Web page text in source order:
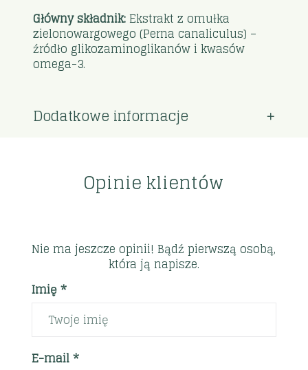
Główny składnik: Ekstrakt z omułka
zielonowargowego (Perna canaliculus) –
źródło glikozaminoglikanów i kwasów
omega-3.
Dodatkowe informacje
Opinie klientów
Nie ma jeszcze opinii! Bądź pierwszą osobą,
która ją napisze.
Imię *
E-mail *